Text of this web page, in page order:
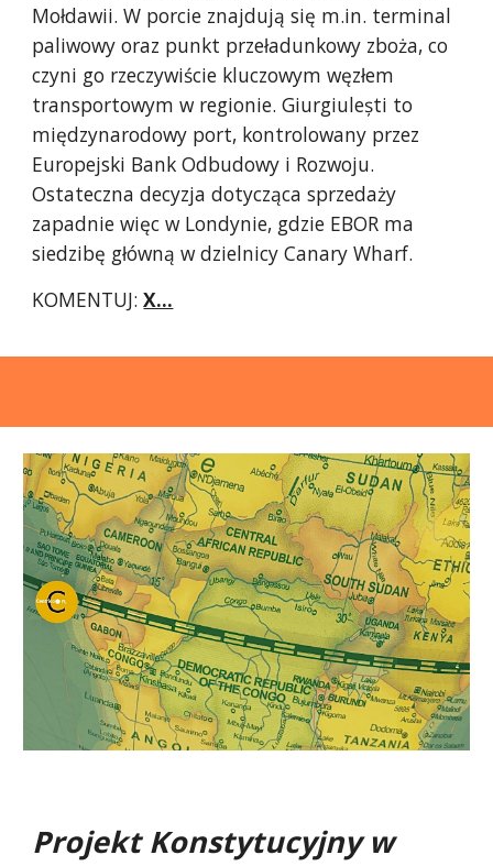
Mołdawii. W porcie znajdują się m.in. terminal
paliwowy oraz punkt przeładunkowy zboża, co
czyni go rzeczywiście kluczowym węzłem
transportowym w regionie. Giurgiulești to
międzynarodowy port, kontrolowany przez
Europejski Bank Odbudowy i Rozwoju.
Ostateczna decyzja dotycząca sprzedaży
zapadnie więc w Londynie, gdzie EBOR ma
siedzibę główną w dzielnicy Canary Wharf.
KOMENTUJ:X...
Projekt Konstytucyjny w